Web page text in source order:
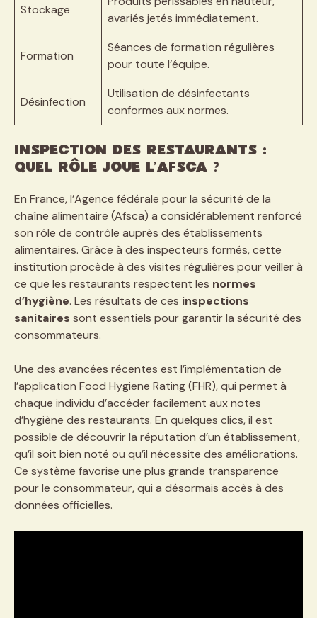
Stockage
avariés jetés immédiatement.
Formation
Séances de formation régulières
pour toute l’équipe.
Désinfection
Utilisation de désinfectants
conformes aux normes.
Inspection des restaurants :
quel rôle joue l’Afsca ?
En France, l’Agence fédérale pour la sécurité de la
chaîne alimentaire (Afsca) a considérablement renforcé
son rôle de contrôle auprès des établissements
alimentaires. Grâce à des inspecteurs formés, cette
institution procède à des visites régulières pour veiller à
ce que les restaurants respectent les normes
d’hygiène. Les résultats de ces inspections
sanitaires sont essentiels pour garantir la sécurité des
consommateurs.
Une des avancées récentes est l’implémentation de
l’application Food Hygiene Rating (FHR), qui permet à
chaque individu d’accéder facilement aux notes
d’hygiène des restaurants. En quelques clics, il est
possible de découvrir la réputation d’un établissement,
qu’il soit bien noté ou qu’il nécessite des améliorations.
Ce système favorise une plus grande transparence
pour le consommateur, qui a désormais accès à des
données officielles.